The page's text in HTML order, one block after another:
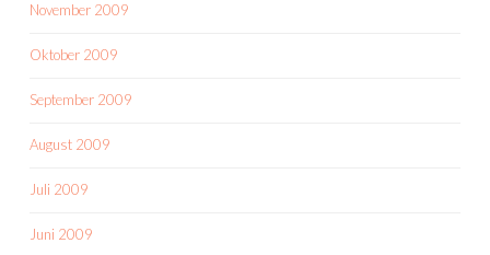
November 2009
Oktober 2009
September 2009
August 2009
Juli 2009
Juni 2009